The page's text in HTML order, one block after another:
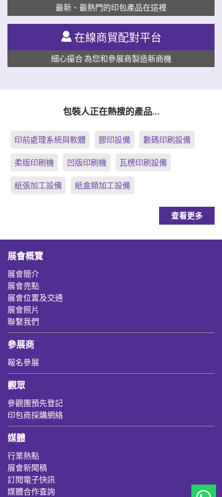
最新、最熱門的印包產品在這裡
在線商貿配對平台
細心撮合 為您和參展商製造新商機
包裝人正在熱搜的產品…
印前處理系統與軟體 膠印設備 數碼印刷設備
柔版印刷機 凹版印刷機 瓦楞印刷設備
紙張加工設備 紙盒類加工設備
查看更多
展會概覽
展會簡介
展會亮點
展會位置及交通
展會照片
聯繫我們
參展商
報名參展
觀眾
參觀團預先登記
印包商採購網絡
媒體
行業熱點
展會新聞稿
訂閱電子快訊
媒體合作査詢